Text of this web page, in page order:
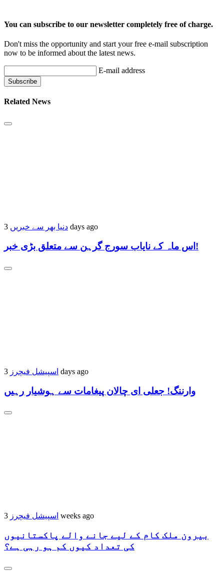
You can subscribe to our newsletter completely free of charge.
Don't miss the opportunity and start your free e-mail subscription
now to be informed about the latest news.
E-mail address
Related News
دنیا بھر سے خبریں 3 days ago
اس ماہ کے نایاب سورج گرہن سے متعلق بڑی خبر!
اسپیشل فیچرز 3 days ago
وارننگ! جعلی ای چالان پیغامات سے ہوشیار رہیں
اسپیشل فیچرز 3 weeks ago
بیرون ملک کام کے لیے جانے والے پاکستانیوں
کی تعداد کیوں کم ہو رہی ہے؟